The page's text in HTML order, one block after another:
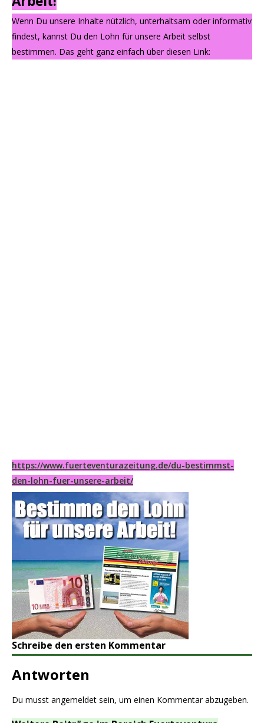
Wenn Du unsere Inhalte nützlich, unterhaltsam oder informativ
findest, kannst Du den Lohn für unsere Arbeit selbst
bestimmen. Das geht ganz einfach über diesen Link:
https://www.fuerteventurazeitung.de/du-bestimmst-
den-lohn-fuer-unsere-arbeit/
Schreibe den ersten Kommentar
Antworten
Du musst angemeldet sein, um einen Kommentar abzugeben.